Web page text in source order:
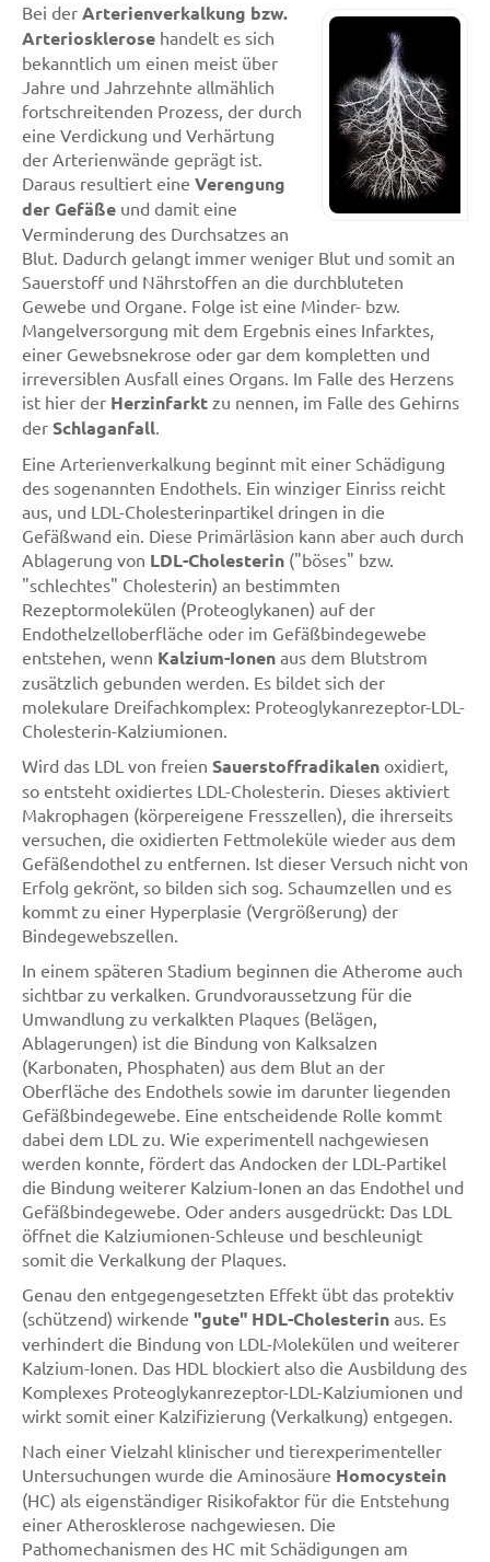
Bei der Arterienverkalkung bzw.
Arteriosklerose handelt es sich
bekanntlich um einen meist über
Jahre und Jahrzehnte allmählich
fortschreitenden Prozess, der durch
eine Verdickung und Verhärtung
der Arterienwände geprägt ist.
Daraus resultiert eine Verengung
der Gefäße und damit eine
Verminderung des Durchsatzes an
Blut. Dadurch gelangt immer weniger Blut und somit an
Sauerstoff und Nährstoffen an die durchbluteten
Gewebe und Organe. Folge ist eine Minder- bzw.
Mangelversorgung mit dem Ergebnis eines Infarktes,
einer Gewebsnekrose oder gar dem kompletten und
irreversiblen Ausfall eines Organs. Im Falle des Herzens
ist hier der Herzinfarkt zu nennen, im Falle des Gehirns
der Schlaganfall.
Eine Arterienverkalkung beginnt mit einer Schädigung
des sogenannten Endothels. Ein winziger Einriss reicht
aus, und LDL-Cholesterinpartikel dringen in die
Gefäßwand ein. Diese Primärläsion kann aber auch durch
Ablagerung von LDL-Cholesterin ("böses" bzw.
"schlechtes" Cholesterin) an bestimmten
Rezeptormolekülen (Proteoglykanen) auf der
Endothelzelloberfläche oder im Gefäßbindegewebe
entstehen, wenn Kalzium-Ionen aus dem Blutstrom
zusätzlich gebunden werden. Es bildet sich der
molekulare Dreifachkomplex: Proteoglykanrezeptor-LDL-
Cholesterin-Kalziumionen.
Wird das LDL von freien Sauerstoffradikalen oxidiert,
so entsteht oxidiertes LDL-Cholesterin. Dieses aktiviert
Makrophagen (körpereigene Fresszellen), die ihrerseits
versuchen, die oxidierten Fettmoleküle wieder aus dem
Gefäßendothel zu entfernen. Ist dieser Versuch nicht von
Erfolg gekrönt, so bilden sich sog. Schaumzellen und es
kommt zu einer Hyperplasie (Vergrößerung) der
Bindegewebszellen.
In einem späteren Stadium beginnen die Atherome auch
sichtbar zu verkalken. Grundvoraussetzung für die
Umwandlung zu verkalkten Plaques (Belägen,
Ablagerungen) ist die Bindung von Kalksalzen
(Karbonaten, Phosphaten) aus dem Blut an der
Oberfläche des Endothels sowie im darunter liegenden
Gefäßbindegewebe. Eine entscheidende Rolle kommt
dabei dem LDL zu. Wie experimentell nachgewiesen
werden konnte, fördert das Andocken der LDL-Partikel
die Bindung weiterer Kalzium-Ionen an das Endothel und
Gefäßbindegewebe. Oder anders ausgedrückt: Das LDL
öffnet die Kalziumionen-Schleuse und beschleunigt
somit die Verkalkung der Plaques.
Genau den entgegengesetzten Effekt übt das protektiv
(schützend) wirkende "gute" HDL-Cholesterin aus. Es
verhindert die Bindung von LDL-Molekülen und weiterer
Kalzium-Ionen. Das HDL blockiert also die Ausbildung des
Komplexes Proteoglykanrezeptor-LDL-Kalziumionen und
wirkt somit einer Kalzifizierung (Verkalkung) entgegen.
Nach einer Vielzahl klinischer und tierexperimenteller
Untersuchungen wurde die Aminosäure Homocystein
(HC) als eigenständiger Risikofaktor für die Entstehung
einer Atherosklerose nachgewiesen. Die
Pathomechanismen des HC mit Schädigungen am